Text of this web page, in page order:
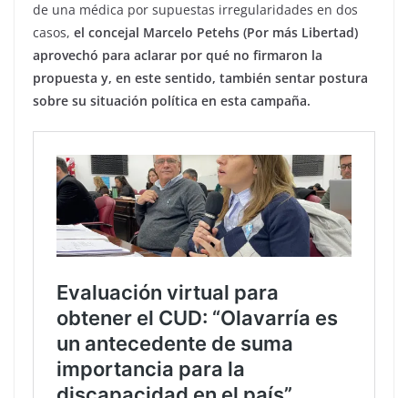
de una médica por supuestas irregularidades en dos
casos, el concejal Marcelo Petehs (Por más Libertad)
aprovechó para aclarar por qué no firmaron la
propuesta y, en este sentido, también sentar postura
sobre su situación política en esta campaña.